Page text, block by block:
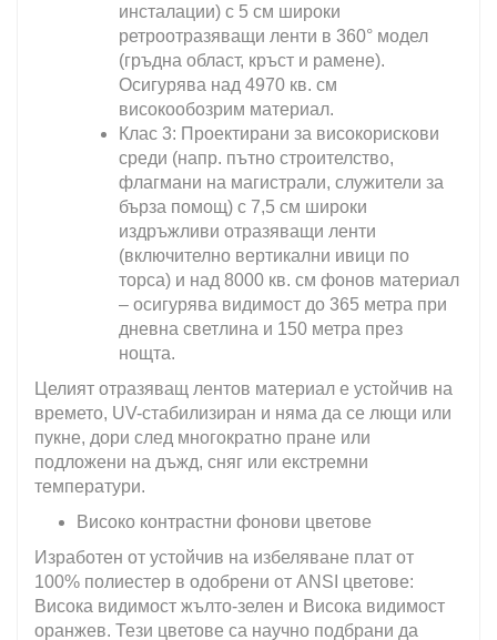
инсталации) с 5 см широки
ретроотразяващи ленти в 360° модел
(гръдна област, кръст и рамене).
Осигурява над 4970 кв. см
високообозрим материал.
Клас 3: Проектирани за високорискови
среди (напр. пътно строителство,
флагмани на магистрали, служители за
бърза помощ) с 7,5 см широки
издръжливи отразяващи ленти
(включително вертикални ивици по
торса) и над 8000 кв. см фонов материал
– осигурява видимост до 365 метра при
дневна светлина и 150 метра през
нощта.
Целият отразяващ лентов материал е устойчив на
времето, UV-стабилизиран и няма да се лющи или
пукне, дори след многократно пране или
подложени на дъжд, сняг или екстремни
температури.
Високо контрастни фонови цветове
Изработен от устойчив на избеляване плат от
100% полиестер в одобрени от ANSI цветове:
Висока видимост жълто-зелен и Висока видимост
оранжев. Тези цветове са научно подбрани да